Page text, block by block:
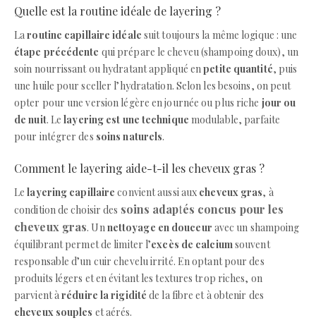
Quelle est la routine idéale de layering ?
Laroutine capillaire idéale suit toujours la même logique : une
étape précédente qui prépare le cheveu (shampoing doux), un
soin nourrissant ou hydratant appliqué enpetite quantité, puis
une huile pour sceller l’hydratation. Selon les besoins, on peut
opter pour une version légère en journée ou plus riche jour ou
de nuit. Lelayering est une technique modulable, parfaite
pour intégrer des soins naturels.
Comment le layering aide-t-il les cheveux gras ?
Lelayering capillaire convient aussi aux cheveux gras, à
condition de choisir des soins adaptés concus pour les
cheveux gras. Un nettoyage en douceur avec un shampoing
équilibrant permet de limiter l’excès de calcium souvent
responsable d’un cuir chevelu irrité. En optant pour des
produits légers et en évitant les textures trop riches, on
parvient àréduire la rigidité de la fibre et à obtenir des
cheveux souples et aérés.